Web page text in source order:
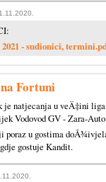
- sudionici,
Fortuni
je natjecanja u veÄ‡ini
Vodovod GV - Zara-
poraz u gostima
gdje gostuje Kandit.